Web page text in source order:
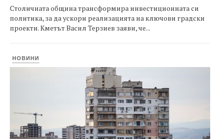
Столичната община трансформира инвестиционната си
политика, за да ускори реализацията на ключови градски
проекти. Кметът Васил Терзиев заяви, че...
НОВИНИ